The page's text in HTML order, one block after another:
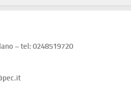
– tel: 0248519720